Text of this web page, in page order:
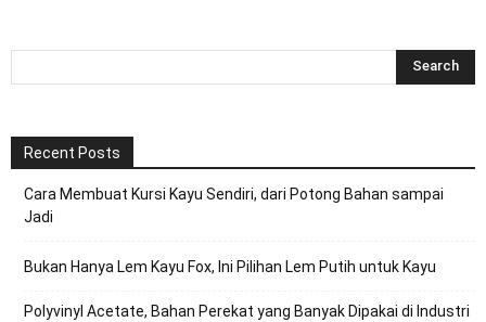
Recent Posts
Cara Membuat Kursi Kayu Sendiri, dari Potong Bahan sampai
Jadi
Bukan Hanya Lem Kayu Fox, Ini Pilihan Lem Putih untuk Kayu
Polyvinyl Acetate, Bahan Perekat yang Banyak Dipakai di Industri